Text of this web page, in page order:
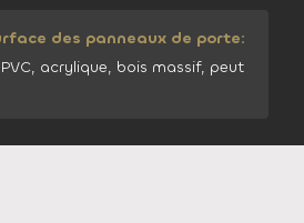
des panneaux de porte:
acrylique, bois massif, peut